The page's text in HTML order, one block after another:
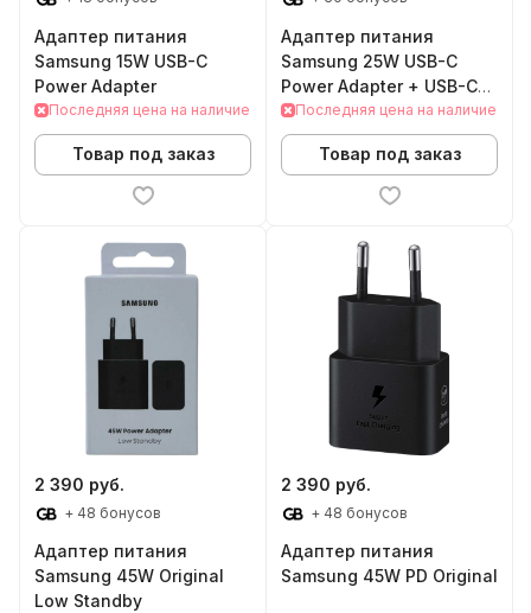
Адаптер питания
Samsung 15W USB-C
Power Adapter
Последняя цена на наличие
Товар под заказ
Адаптер питания
Samsung 25W USB-C
Power Adapter + USB-C
3A 1m
Последняя цена на наличие
Товар под заказ
2 390 руб.
+ 48 бонусов
Адаптер питания
Samsung 45W Original
Low Standby
2 390 руб.
+ 48 бонусов
Адаптер питания
Samsung 45W PD Original